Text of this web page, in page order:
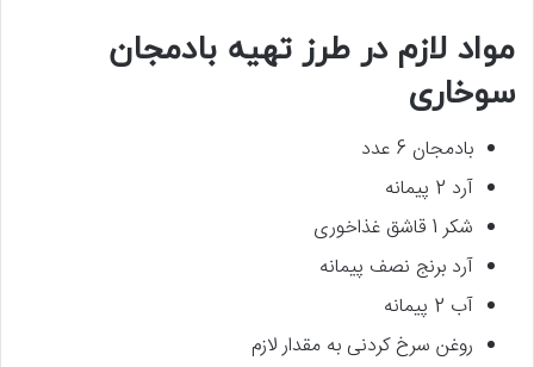
مواد لازم در طرز تهیه بادمجان
سوخاری
بادمجان 6 عدد
آرد 2 پیمانه
شکر 1 قاشق غذاخوری
آرد برنج نصف پیمانه
آب 2 پیمانه
روغن سرخ کردنی به مقدار لازم